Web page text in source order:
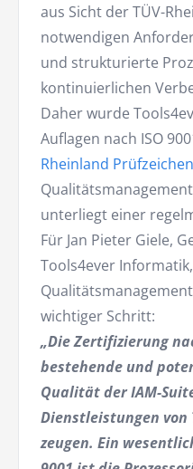
aus Sicht der TÜV-
notwendigen
und strukturierte
kontinuierlichen
Daher wurde
Auflagen nach ISO
Rheinland Prüfzeichen
unterliegt einer
Für Jan Pieter Giele,
Tools4ever
wichtiger Schritt:
„Die Zertifizierung
bestehende und
Qualität der IAM-
Dienstleistungen von
zeugen. Ein